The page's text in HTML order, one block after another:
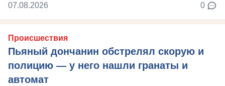
07.08.2026 0
Происшествия
Пьяный дончанин обстрелял скорую и
полицию — у него нашли гранаты и
автомат